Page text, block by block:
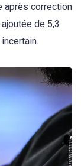
après correction
de 5,3